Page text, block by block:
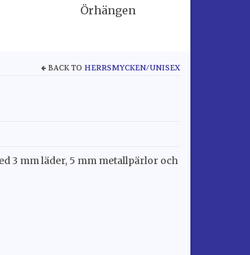
Örhängen
BACK TO HERRSMYCKEN/UNISEX
3 mm läder, 5 mm metallpärlor och